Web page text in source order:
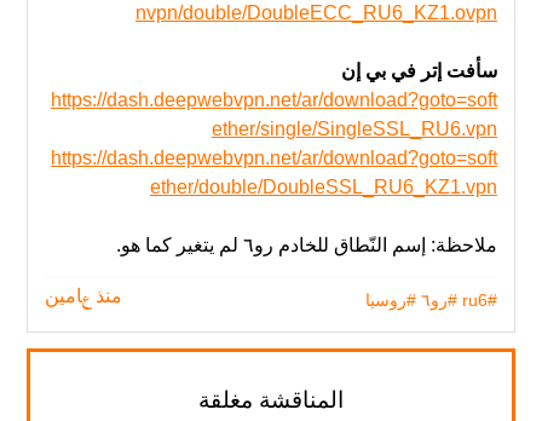
nvpn/double/DoubleECC_RU6_KZ1.ovpn
سأفت إتر في بي إن
https://dash.deepwebvpn.net/ar/download?goto=soft
ether/single/SingleSSL_RU6.vpn
https://dash.deepwebvpn.net/ar/download?goto=soft
ether/double/DoubleSSL_RU6_KZ1.vpn
ملاحظة: إسم النّطاق للخادم رو٦ لم يتغير‬ كما هو.
منذ عامين #ru6 #رو٦ #روسيا
المناقشة مغلقة